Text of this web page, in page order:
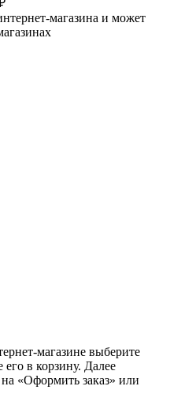
магазина и может
магазине выберите
в корзину. Далее
«Оформить заказ» или